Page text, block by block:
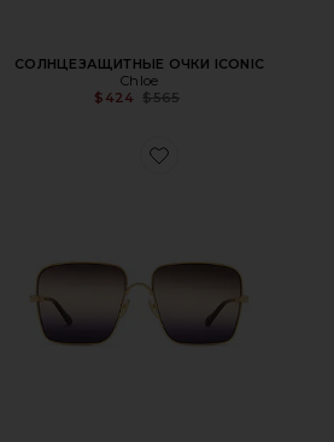
СОЛНЦЕЗАЩИТНЫЕ ОЧКИ ICONIC
Chloe
$424
Previous price:
$565
Favorite